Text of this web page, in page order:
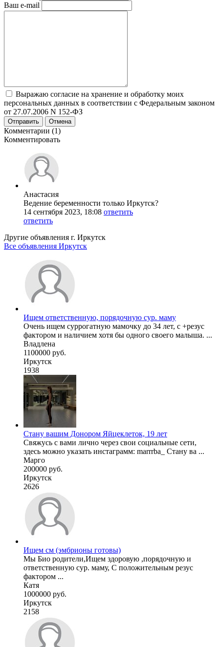
Ваш e-mail
Выражаю согласие на хранение и обработку моих
персональных данных в соответствии с Федеральным законом
от 27.07.2006 N 152-ФЗ
Отправить Отмена
Комментарии (1)
Комментировать
Анастасия
Ведение беременности только Иркутск?
14 сентября 2023, 18:08 ответить
ответить
Другие объявления г. Иркутск
Все объявления Иркутск
Ищем ответственную, порядочную сур. маму
Очень ищем суррогатную мамочку до 34 лет, с +резус
фактором и наличием хотя бы одного своего малыша. ...
Владлена
1100000 руб.
Иркутск
1938
Стану вашим Донором Яйцеклеток, 19 лет
Свяжусь с вами лично через свои социальные сети,
здесь можно указать инстаграмм: marrrba_ Стану ва ...
Марго
200000 руб.
Иркутск
2626
Ищем см (эмбрионы готовы)
Мы Био родители,Ищем здоровую ,порядочную и
ответственную сур. маму, С положительным резус
фактором ...
Катя
1000000 руб.
Иркутск
2158